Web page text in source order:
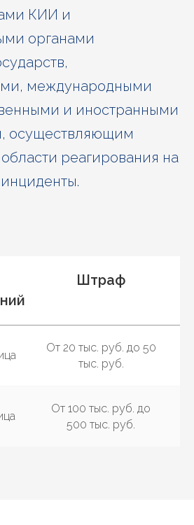
КИИ и
органами
международными
и иностранными
осуществляющим
реагирования на
Штраф
От 20 тыс. руб. до 50
тыс. руб.
От 100 тыс. руб. до
500 тыс. руб.